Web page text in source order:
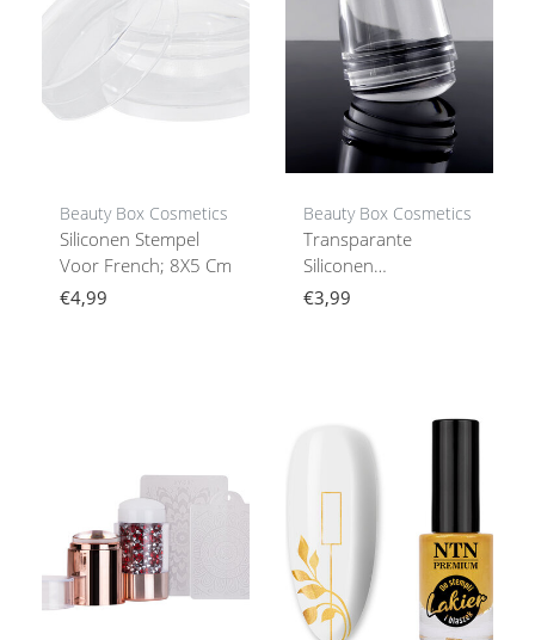
Beauty Box Cosmetics
Siliconen Stempel
Voor French; 8X5 Cm
€4,99
Beauty Box Cosmetics
Transparante
Siliconen
Stempelnailstyling
€3,99